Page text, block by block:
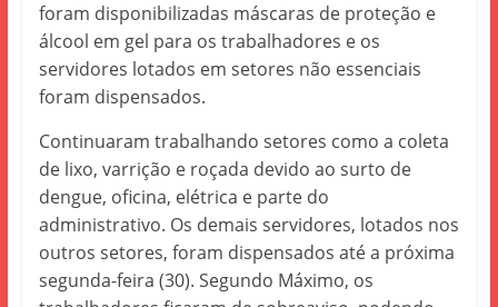
foram disponibilizadas máscaras de proteção e
álcool em gel para os trabalhadores e os
servidores lotados em setores não essenciais
foram dispensados.
Continuaram trabalhando setores como a coleta
de lixo, varrição e roçada devido ao surto de
dengue, oficina, elétrica e parte do
administrativo. Os demais servidores, lotados nos
outros setores, foram dispensados até a próxima
segunda-feira (30). Segundo Máximo, os